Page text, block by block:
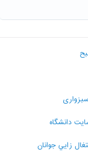
دانشگاه
زايي جوانان